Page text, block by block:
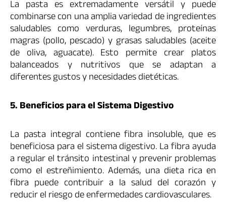
La pasta es extremadamente versátil y puede
combinarse con una amplia variedad de ingredientes
saludables como verduras, legumbres, proteínas
magras (pollo, pescado) y grasas saludables (aceite
de oliva, aguacate). Esto permite crear platos
balanceados y nutritivos que se adaptan a
diferentes gustos y necesidades dietéticas.
5. Beneficios para el Sistema Digestivo
La pasta integral contiene fibra insoluble, que es
beneficiosa para el sistema digestivo. La fibra ayuda
a regular el tránsito intestinal y prevenir problemas
como el estreñimiento. Además, una dieta rica en
fibra puede contribuir a la salud del corazón y
reducir el riesgo de enfermedades cardiovasculares.